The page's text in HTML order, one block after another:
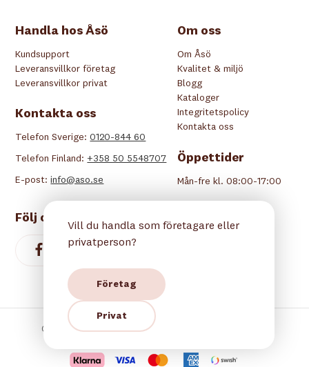
Om oss
Om Åsö
Kvalitet & miljö
Blogg
Kataloger
Integritetspolicy
Kontakta oss
Öppettider
Mån-fre kl. 08:00-17:00
Handla hos Åsö
Kundsupport
Leveransvillkor företag
Leveransvillkor privat
Kontakta oss
Telefon Sverige:0120-844 60
Telefon Finland: +358 50 5548707
E-post:info@aso.se
Följ oss
Copyright © 2026 Åsö. Alla rättigheter reserverade.
Vill du handla som företagare eller
privatperson?
Företag
Privat